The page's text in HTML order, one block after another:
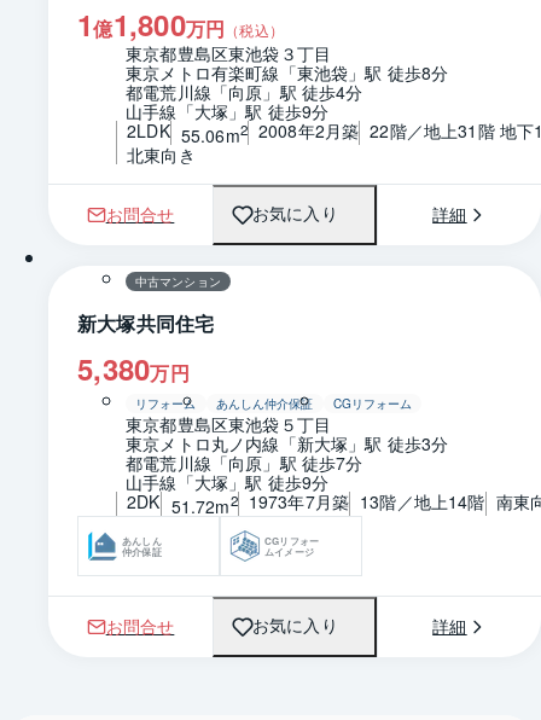
1億1,800万円 （税込）
東京都豊島区東池袋３丁目
東京メトロ有楽町線「東池袋」駅 徒歩8分
都電荒川線「向原」駅 徒歩4分
山手線「大塚」駅 徒歩9分
2LDK 55.06m2 2008年2月築 22階／地上31階 地下
北東向き
お問合せ お気に入り 詳細
1 / 0 間取り
中古マンション
新大塚共同住宅
5,380万円
リフォーム あんしん仲介保証 CGリフォーム
東京都豊島区東池袋５丁目
東京メトロ丸ノ内線「新大塚」駅 徒歩3分
都電荒川線「向原」駅 徒歩7分
山手線「大塚」駅 徒歩9分
2DK 51.72m2 1973年7月築 13階／地上14階 南東
あんしん
仲介保証
CGリフォー
ムイメージ
お問合せ お気に入り 詳細